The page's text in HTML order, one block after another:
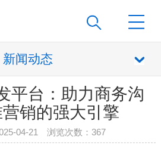
新闻动态
平台：助力商务沟
销的强大引擎
04-21 浏览次数：367